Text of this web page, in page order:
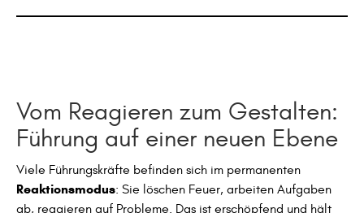
Vom Reagieren zum Gestalten:
Führung auf einer neuen Ebene
Viele Führungskräfte befinden sich im permanenten
Reaktionsmodus: Sie löschen Feuer, arbeiten Aufgaben
ab, reagieren auf Probleme. Das ist erschöpfend und hält